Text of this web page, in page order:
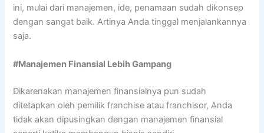
ini, mulai dari manajemen, ide, penamaan sudah dikonsep
dengan sangat baik. Artinya Anda tinggal menjalankannya
saja.
#Manajemen Finansial Lebih Gampang
Dikarenakan manajemen finansialnya pun sudah
ditetapkan oleh pemilik franchise atau franchisor, Anda
tidak akan dipusingkan dengan manajemen finansial